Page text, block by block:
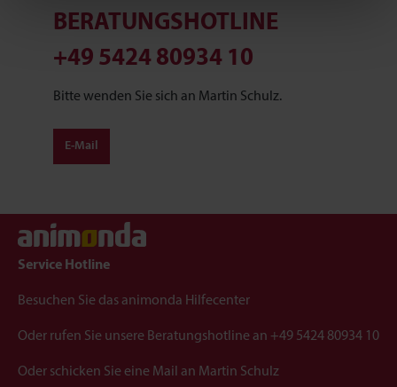
Marktverhaltensanalysen) verarbeiten darf.
BERATUNGSHOTLINE
+49 5424 80934 10
Bitte wenden Sie sich an Martin Schulz.
E-Mail
Service Hotline
Besuchen Sie das animonda Hilfecenter
Oder rufen Sie unsere Beratungshotline an +49 5424 80934 10
Oder schicken Sie eine Mail an Martin Schulz